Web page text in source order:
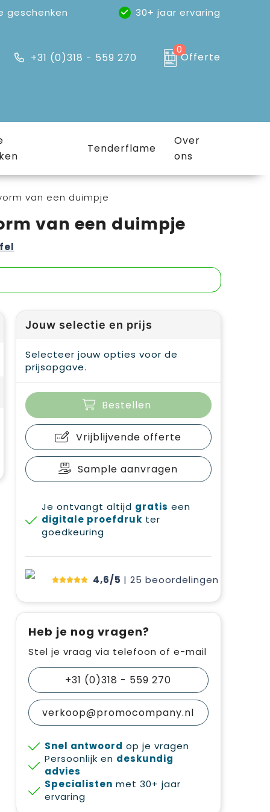
geschenken 30+ jaar ervaring
+31 (0)318 - 559 270
0
Offerte
Tenderflame
Over
ons
van een duimpje
van een duimpje
Jouw selectie en prijs
Selecteer jouw opties voor de
prijsopgave.
Bestellen
Vrijblijvende offerte
Sample aanvragen
Je ontvangt altijd gratis een
digitale proefdruk ter
goedkeuring
4,6/5 | 25 beoordelingen
Heb je nog vragen?
Stel je vraag via telefoon of e-mail
+31 (0)318 - 559 270
verkoop@promocompany.nl
Snel antwoord op je vragen
Persoonlijk en deskundig
advies
Specialisten met 30+ jaar
ervaring